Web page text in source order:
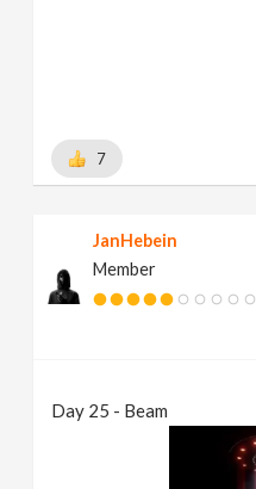
7
JanHebein
Member
Day 25 - Beam